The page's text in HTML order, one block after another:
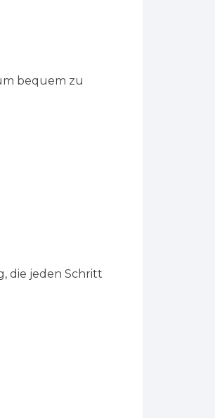
bequem zu
die jeden Schritt